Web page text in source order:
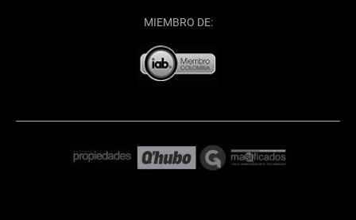
MIEMBRO DE: